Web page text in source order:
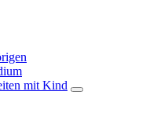
mit Kind